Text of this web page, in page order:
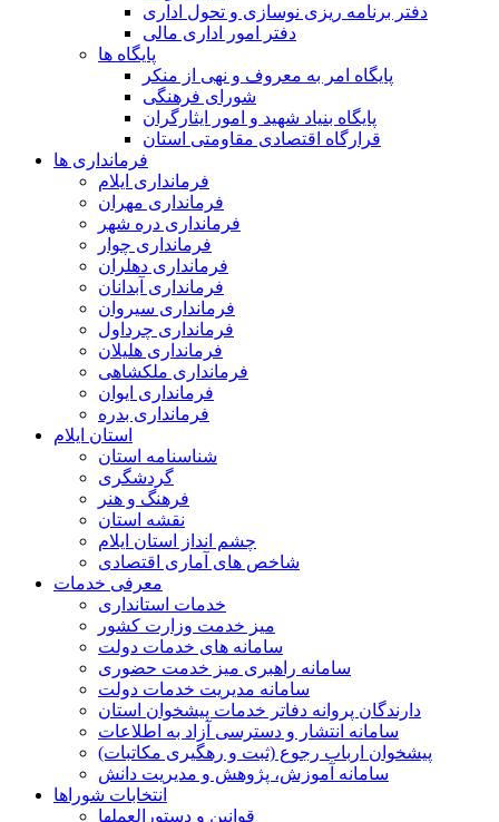
دفتر برنامه ریزی نوسازی و تحول اداری
دفتر امور اداری مالی
پایگاه ها
پایگاه امر به معروف و نهی از منکر
شورای فرهنگی
پایگاه بنیاد شهید و امور ایثارگران
قرارگاه اقتصادی مقاومتی استان
فرمانداری ها
فرمانداری ایلام
فرمانداری مهران
فرمانداری دره شهر
فرمانداری چوار
فرمانداری دهلران
فرمانداری آبدانان
فرمانداری سیروان
فرمانداری چرداول
فرمانداری هلیلان
فرمانداری ملکشاهی
فرمانداری ایوان
فرمانداری بدره
استان ایلام
شناسنامه استان
گردشگری
فرهنگ و هنر
نقشه استان
چشم انداز استان ایلام
شاخص های آماری اقتصادی
معرفی خدمات
خدمات استانداری
میز خدمت وزارت کشور
سامانه های خدمات دولت
سامانه راهبری میز خدمت حضوری
سامانه مدیریت خدمات دولت
دارندگان پروانه دفاتر خدمات پیشخوان استان
سامانه انتشار و دسترسی آزاد به اطلاعات
پیشخوان ارباب رجوع (ثبت و رهگیری مکاتبات)
سامانه آموزش، پژوهش و مدیریت دانش
انتخابات شوراها
قوانین و دستورالعملها